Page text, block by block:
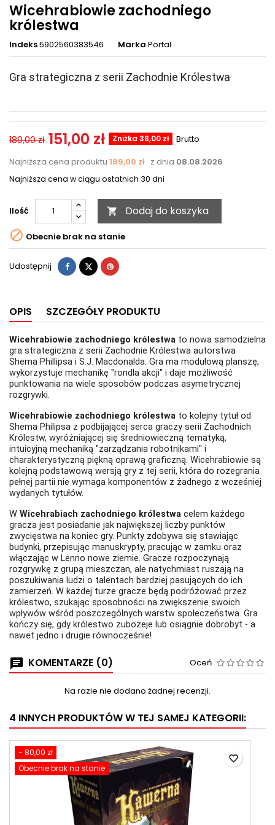
Wicehrabiowie zachodniego
królestwa
Indeks5902560383546 Marka Portal
Gra strategiczna z serii Zachodnie Królestwa
189,00 zł 151,00 zł Zniżka 38,00 zł
Brutto
Najniższa cena produktu 189,00 zł z dnia 08.08.2026
Najniższa cena w ciągu ostatnich 30 dni
Ilość  Dodaj do koszyka
 Obecnie brak na stanie
Udostępnij Udostępnij
TweetujPinterest
OPIS SZCZEGÓŁY PRODUKTU
Wicehrabiowie zachodniego królestwa to nowa samodzielna
gra strategiczna z serii Zachodnie Królestwa autorstwa
Shema Phillipsa i S.J. Macdonalda. Gra ma modułową planszę,
wykorzystuje mechanikę "rondla akcji" i daje możliwość
punktowania na wiele sposobów podczas asymetrycznej
rozgrywki.
Wicehrabiowie zachodniego królestwa to kolejny tytuł od
Shema Philipsa z podbijającej serca graczy serii Zachodnich
Królestw, wyróżniającej się średniowieczną tematyką,
intuicyjną mechaniką "zarządzania robotnikami" i
charakterystyczną piękną oprawą graficzną. Wicehrabiowie są
kolejną podstawową wersją gry z tej serii, która do rozegrania
pełnej partii nie wymaga komponentów z żadnego z wcześniej
wydanych tytułów.
W Wicehrabiach zachodniego królestwa celem każdego
gracza jest posiadanie jak największej liczby punktów
zwycięstwa na koniec gry. Punkty zdobywa się stawiając
budynki, przepisując manuskrypty, pracując w zamku oraz
włączając w Lenno nowe ziemie. Gracze rozpoczynają
rozgrywkę z grupą mieszczan, ale natychmiast ruszają na
poszukiwania ludzi o talentach bardziej pasujących do ich
zamierzeń. W każdej turze gracze będą podróżować przez
królestwo, szukając sposobności na zwiększenie swoich
wpływów wśród poszczególnych warstw społeczeństwa. Gra
kończy się, gdy królestwo zubożeje lub osiągnie dobrobyt - a
nawet jedno i drugie równocześnie!
KOMENTARZE (0) Oceń
Na razie nie dodano żadnej recenzji.
4 INNYCH PRODUKTÓW W TEJ SAMEJ KATEGORII:
- 80,00 zł
Obecnie brak na stanie
favorite_border